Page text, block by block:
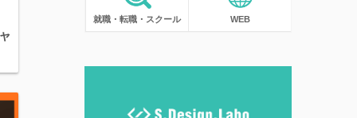
就職・転職・スクール WEB